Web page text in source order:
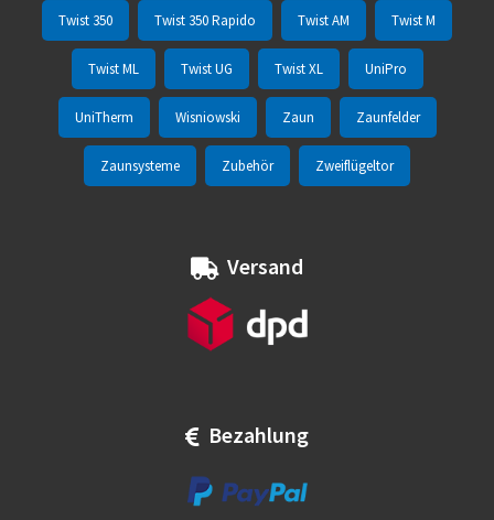
Twist 350 Twist 350 Rapido Twist AM Twist M
Twist ML Twist UG Twist XL UniPro
UniTherm Wisniowski Zaun Zaunfelder
Zaunsysteme Zubehör Zweiflügeltor
Versand
Bezahlung